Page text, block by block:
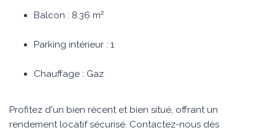
Balcon : 8.36 m²
Parking intérieur : 1
Chauffage : Gaz
Profitez d'un bien récent et bien situé, offrant un
rendement locatif sécurisé. Contactez-nous dès